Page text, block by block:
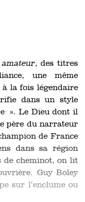
amateur, des titres
une même
à la fois légendaire
dans un style
». Le Dieu dont il
père du narrateur
de France
dans sa région
de cheminot, on lit
Guy Boley
sur l’enclume ou